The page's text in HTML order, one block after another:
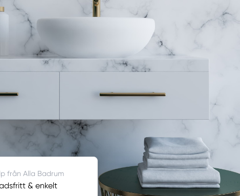
från Alla Badrum
& enkelt